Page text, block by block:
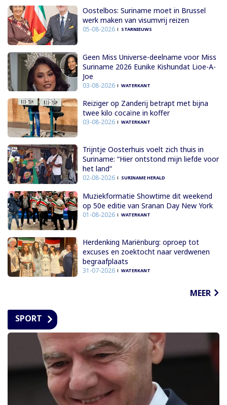
Oostelbos: Suriname moet in Brussel
werk maken van visumvrij reizen
05-08-2026 STARNIEUWS
Geen Miss Universe-deelname voor Miss
Suriname 2026 Eunike Kishundat Lioe-A-
Joe
03-08-2026 WATERKANT
Reiziger op Zanderij betrapt met bijna
twee kilo cocaïne in koffer
03-08-2026 WATERKANT
Trijntje Oosterhuis voelt zich thuis in
Suriname: “Hier ontstond mijn liefde voor
het land”
02-08-2026 SURINAME HERALD
Muziekformatie Showtime dit weekend
op 50e editie van Sranan Day New York
01-08-2026 WATERKANT
Herdenking Mariënburg: oproep tot
excuses en zoektocht naar verdwenen
begraafplaats
31-07-2026 WATERKANT
MEER
SPORT